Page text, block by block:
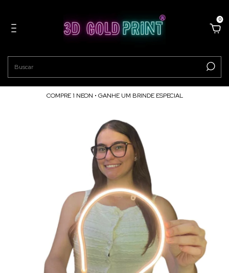
0
COMPRE 1 NEON • GANHE UM BRINDE ESPECIAL